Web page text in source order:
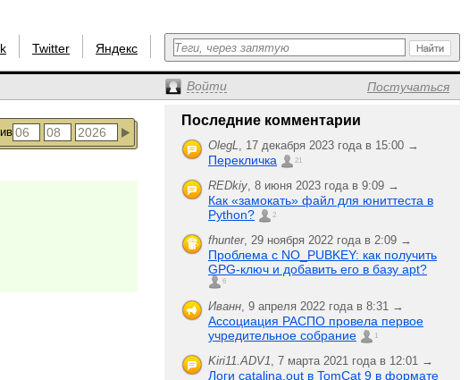
Twitter Яндекс
Войти Постучаться
Последние комментарии
OlegL, 17 декабря 2023 года в 15:00 →
Перекличка 21
REDkiy, 8 июня 2023 года в 9:09 →
Как «замокать» файл для юниттеста в
Python?
2
fhunter, 29 ноября 2022 года в 2:09 →
Проблема с NO_PUBKEY: как получить
GPG-ключ и добавить его в базу apt?
6
Иванн, 9 апреля 2022 года в 8:31 →
Ассоциация РАСПО провела первое
учредительное собрание
1
Kiri11.ADV1, 7 марта 2021 года в 12:01 →
Логи catalina.out в TomCat 9 в формате